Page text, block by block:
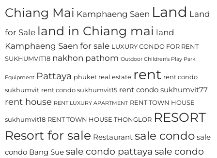
Chiang Mai Kamphaeng Saen Land Land
for Sale land in Chiang mai land
Kamphaeng Saen for sale LUXURY CONDO FOR RENT
SUKHUMVIT18 nakhon pathom Outdoor Children's Play Park
Equipment Pattaya phuket real estate rent rent condo
sukhumvit rent condo sukhumvit15 rent condo sukhumvit77
rent house RENT LUXURY APARTMENT RENT TOWN HOUSE
sukhumvit18 RENT TOWN HOUSE THONGLOR RESORT
Resort for sale Restaurant sale condo sale
condo Bang Sue sale condo pattaya sale condo